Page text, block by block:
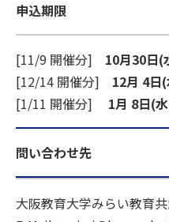
申込期限
[11/9 開催分] 10月30日(
[12/14 開催分] 12月 4日
[1/11 開催分]
1月 8日(
問い合わせ先
大阪教育大学みらい教育